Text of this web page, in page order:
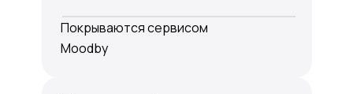
Покрываются сервисом
Moodby